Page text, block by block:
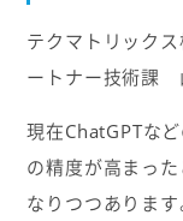
テクマトリック
ートナー技術課
現在ChatGPTな
の精度が高まった
なりつつありま